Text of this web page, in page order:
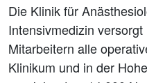
Die Klinik für
Intensivmedizin
Mitarbeitern alle
Klinikum und in der